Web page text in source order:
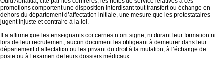
promotions comportent une disposition interdisant tout transfert ou échange en
dehors du département d’affectation initiale, une mesure que les protestataires
jugent injuste et contraire à la loi.
Il a affirmé que les enseignants concernés n’ont signé, ni durant leur formation ni
lors de leur recrutement, aucun document les obligeant à demeurer dans leur
département d’affectation ou les privant du droit à la mutation, à l’échange de
poste ou à l’examen de leurs dossiers médicaux.